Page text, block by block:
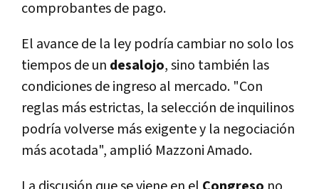
comprobantes de pago.
El avance de la ley podría cambiar no solo los
tiempos de un desalojo, sino también las
condiciones de ingreso al mercado. "Con
reglas más estrictas, la selección de inquilinos
podría volverse más exigente y la negociación
más acotada", amplió Mazzoni Amado.